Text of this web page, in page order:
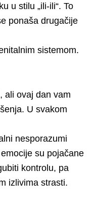
u stilu „ili-ili“. To
ponaša drugačije
sistemom.
ali ovaj dan vam
U svakom
nesporazumi
su pojačane
kontrolu, pa
izlivima strasti.